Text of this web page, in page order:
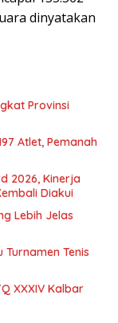
dinyatakan
Provinsi
Atlet, Pemanah
2026, Kinerja
Diakui
Lebih Jelas
Turnamen Tenis
XXXIV Kalbar